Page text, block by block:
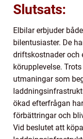
Slutsats:
Elbilar erbjuder
bilentusiaster. De
driftskostnader och
körupplevelse.
utmaningar som
ökad efterfrågan
förbättringar och
Vid beslutet att